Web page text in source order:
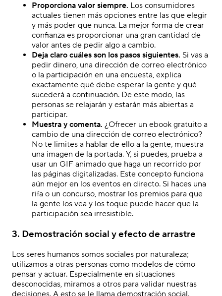
Proporciona valor siempre. Los consumidores
actuales tienen más opciones entre las que elegir
y más poder que nunca. La mejor forma de crear
confianza es proporcionar una gran cantidad de
valor antes de pedir algo a cambio.
Deja claro cuáles son los pasos siguientes. Si vas a
pedir dinero, una dirección de correo electrónico
o la participación en una encuesta, explica
exactamente qué debe esperar la gente y qué
sucederá a continuación. De este modo, las
personas se relajarán y estarán más abiertas a
participar.
Muestra y comenta. ¿Ofrecer un ebook gratuito a
cambio de una dirección de correo electrónico?
No te limites a hablar de ello a la gente, muestra
una imagen de la portada. Y, si puedes, prueba a
usar un GIF animado que haga un recorrido por
las páginas digitalizadas. Este concepto funciona
aún mejor en los eventos en directo. Si haces una
rifa o un concurso, mostrar los premios para que
la gente los vea y los toque puede hacer que la
participación sea irresistible.
3. Demostración social y efecto de arrastre
Los seres humanos somos sociales por naturaleza;
utilizamos a otras personas como modelos de cómo
pensar y actuar. Especialmente en situaciones
desconocidas, miramos a otros para validar nuestras
decisiones. A esto se le llama demostración social.